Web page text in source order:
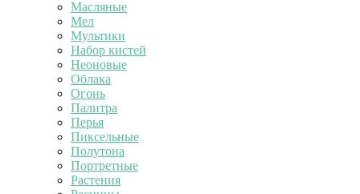
Масляные
Мел
Мультики
Набор кистей
Неоновые
Облака
Огонь
Палитра
Перья
Пиксельные
Полутона
Портретные
Растения